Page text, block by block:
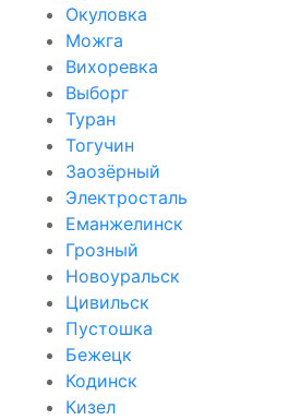
Окуловка
Можга
Вихоревка
Выборг
Туран
Тогучин
Заозёрный
Электросталь
Еманжелинск
Грозный
Новоуральск
Цивильск
Пустошка
Бежецк
Кодинск
Кизел